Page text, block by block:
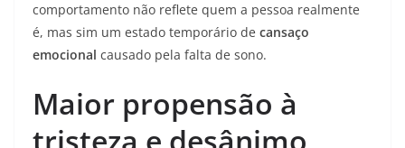
comportamento não reflete quem a pessoa realmente
é, mas sim um estado temporário de cansaço
emocional causado pela falta de sono.
Maior propensão à